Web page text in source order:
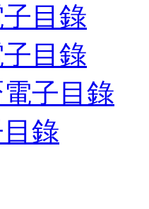
目錄
目錄
子目錄
錄